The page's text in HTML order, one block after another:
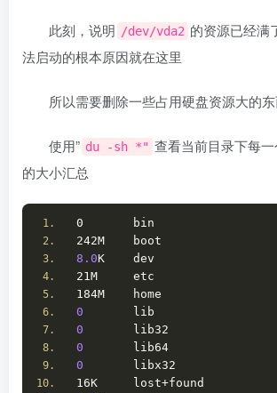
此刻，说明 /dev/vda2 的资源已经满
法启动的根本原因就在这里
所以需要删除一些占用硬盘资源大的
使用” du -sh *" 查看当前目录下每
的大小汇总
0       bin
242M    boot
8.0K    dev
21M     etc
184M    home
0
       lib
0
       lib32
0
       lib64
0
       libx32
16K     lost+found